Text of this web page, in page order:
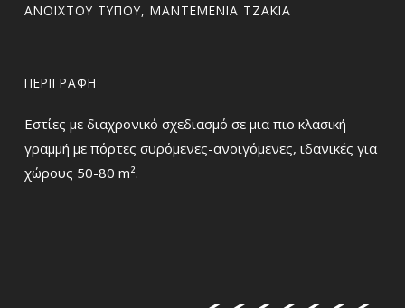
ΑΝΟΙΧΤΟΎ ΤΎΠΟΥ,ΜΑΝΤΕΜΈΝΙΑ ΤΖΆΚΙΑ
ΠΕΡΙΓΡΑΦΉ
Εστίες με διαχρονικό σχεδιασμό σε μια πιο κλασική
γραμμή με πόρτες συρόμενες-ανοιγόμενες, ιδανικές για
χώρους 50-80 m².